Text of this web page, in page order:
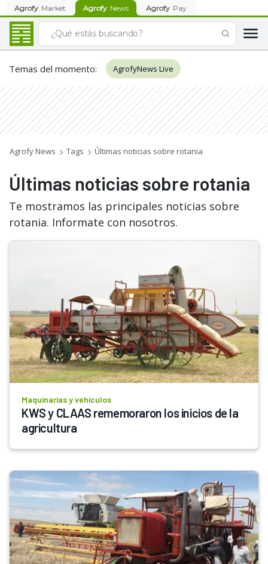
Agrofy Market Agrofy News Agrofy Pay
Temas del momento: AgrofyNews Live
Agrofy News Tags Últimas noticias sobre rotania
Últimas noticias sobre rotania
Te mostramos las principales noticias sobre
rotania. Informate con nosotros.
Maquinarias y vehículos
KWS y CLAAS rememoraron los inicios de la
agricultura